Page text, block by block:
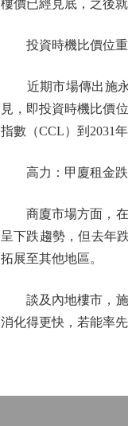
樓價已經見底，之後
投資時機比價位
近期市場傳出施永
見，即投資時機比價
指數（CCL）到2031
高力：甲廈租金跌
商廈市場方面，在
呈下跌趨勢，但去年
拓展至其他地區。
談及內地樓市，施
消化得更快，若能率